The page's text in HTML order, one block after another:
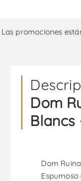
Las promociones
Dom
Blancs
Dom